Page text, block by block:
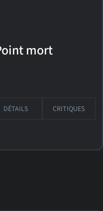
mort
DÉTAILS CRITIQUES